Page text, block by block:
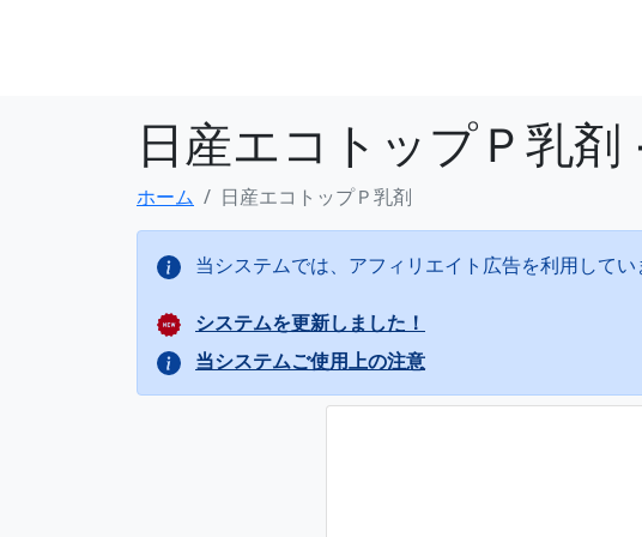
日産エコトップＰ乳
ホーム 日産エコトップＰ乳剤
当システムでは、アフィリエイト広告を利用してい
システムを更新しました！
当システムご使用上の注意